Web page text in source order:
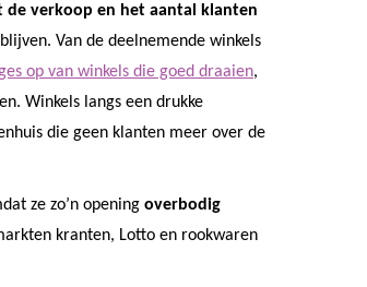
de verkoop en het aantal klanten
Van de deelnemende winkels
op van winkels die goed draaien,
Winkels langs een drukke
die geen klanten meer over de
ze zo’n opening overbodig
kranten, Lotto en rookwaren